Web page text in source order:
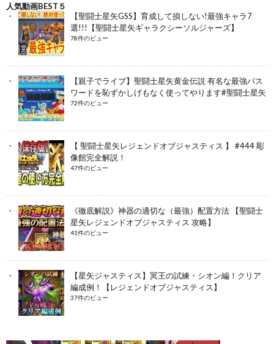
人気動画BEST５
【聖闘士星矢GSS】育成して損しない!最強キャラ7
選!!!【聖闘士星矢ギャラクシーソルジャーズ】
78件のビュー
【親子でライブ】聖闘士星矢黄金伝説 有名な最強パス
ワードを恥ずかしげもなく使ってやります#聖闘士星矢
72件のビュー
【 聖闘士星矢レジェンドオブジャスティス 】 #444 彫
像館完全解説！
47件のビュー
《徹底解説》神器の適切な（最強）配置方法 【聖闘士
星矢レジェンドオブジャスティス 攻略】
41件のビュー
【星矢ジャスティス】冥王の試練・シオン編！クリア
編成例！【レジェンドオブジャスティス】
37件のビュー